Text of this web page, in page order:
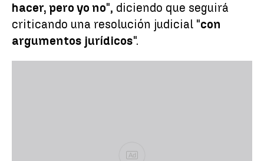
hacer, pero yo no", diciendo que seguirá
criticando una resolución judicial "con
argumentos jurídicos".
Ad